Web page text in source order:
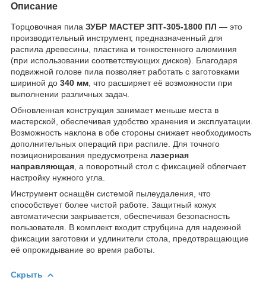
Описание
Торцовочная пила ЗУБР МАСТЕР ЗПТ-305-1800 ПЛ — это
производительный инструмент, предназначенный для
распила древесины, пластика и тонкостенного алюминия
(при использовании соответствующих дисков). Благодаря
подвижной голове пила позволяет работать с заготовками
шириной до 340 мм , что расширяет её возможности при
выполнении различных задач.
Обновленная конструкция занимает меньше места в
мастерской, обеспечивая удобство хранения и эксплуатации.
Возможность наклона в обе стороны снижает необходимость
дополнительных операций при распиле. Для точного
позиционирования предусмотрена лазерная
направляющая , а поворотный стол с фиксацией облегчает
настройку нужного угла.
Инструмент оснащён системой пылеудаления, что
способствует более чистой работе. Защитный кожух
автоматически закрывается, обеспечивая безопасность
пользователя. В комплект входит струбцина для надежной
фиксации заготовки и удлинители стола, предотвращающие
её опрокидывание во время работы.
Скрыть